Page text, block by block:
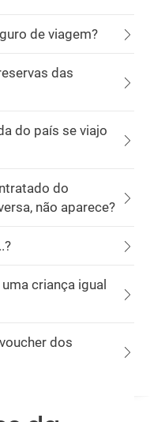
de viagem?
das
do país se viajo
do
não aparece?
criança igual
dos